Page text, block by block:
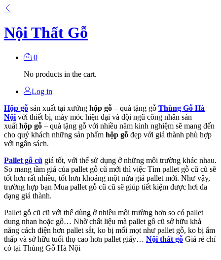
Nội Thất Gỗ
0
No products in the cart.
Log in
Hộp gỗ sản xuất tại xưởng hộp gỗ – quà tặng gỗ Thùng Gỗ Hà
Nội với thiết bị, máy móc hiện đại và đội ngũ công nhân sản
xuất hộp gỗ – quà tặng gỗ với nhiều năm kinh nghiệm sẽ mang đến
cho quý khách những sản phẩm hộp gỗ đẹp với giá thành phù hợp
với ngân sách.
Pallet gỗ cũ giá tốt, với thể sử dụng ở những môi trường khác nhau.
So mang tầm giá của pallet gỗ cũ mới thì việc Tìm pallet gỗ cũ cũ sẽ
tốt hơn rất nhiều, tốt hơn khoảng một nửa giá pallet mới. Như vậy,
trường hợp bạn Mua pallet gỗ cũ cũ sẽ giúp tiết kiệm được hơi đa
dạng giá thành.
Pallet gỗ cũ cũ với thể dùng ở nhiều môi trường hơn so có pallet
dung nhan hoặc gỗ… Nhờ chất liệu mà pallet gỗ cũ sở hữu khả
năng cách điện hơn pallet sắt, ko bị mối mọt như pallet gỗ, ko bị ẩm
thấp và sở hữu tuổi thọ cao hơn pallet giấy… Nội thất gỗ Giá rẻ chỉ
có tại Thùng Gỗ Hà Nội